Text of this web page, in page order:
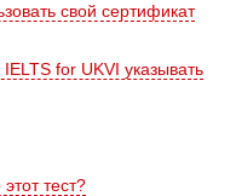
свой сертификат
for UKVI указывать
тест?